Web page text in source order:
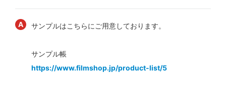
サンプルはこちらにご用意しております。
サンプル帳
https://www.filmshop.jp/product-list/5